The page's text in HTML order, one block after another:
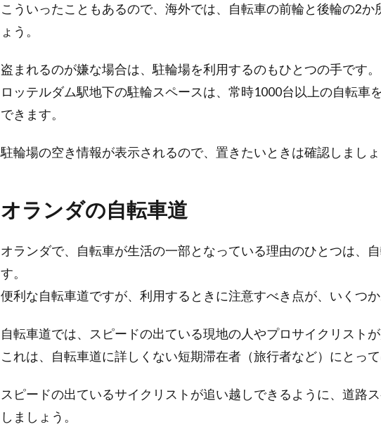
こういったこともあるので、海外では、自転車の前輪と後輪の2か
ょう。
盗まれるのが嫌な場合は、駐輪場を利用するのもひとつの手です。
ロッテルダム駅地下の駐輪スペースは、常時1000台以上の自転車
できます。
駐輪場の空き情報が表示されるので、置きたいときは確認しましょ
オランダの自転車道
オランダで、自転車が生活の一部となっている理由のひとつは、
す。
便利な自転車道ですが、利用するときに注意すべき点が、いくつか
自転車道では、スピードの出ている現地の人やプロサイクリストが
これは、自転車道に詳しくない短期滞在者（旅行者など）にとって
スピードの出ているサイクリストが追い越しできるように、道路
しましょう。